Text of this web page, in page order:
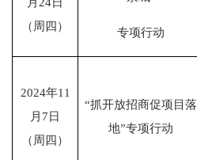
（周四）
专项行动
2024年11
月 7日
（周四）
“抓开放招商促项目落
地”专项行动